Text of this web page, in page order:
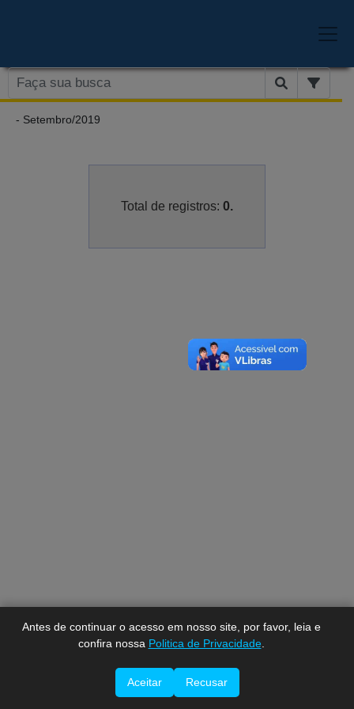
Antes de continuar o acesso em nosso site, por favor, leia e
confira nossa Politica de Privacidade.
Aceitar Recusar
- Setembro/2019
Total de registros: 0.